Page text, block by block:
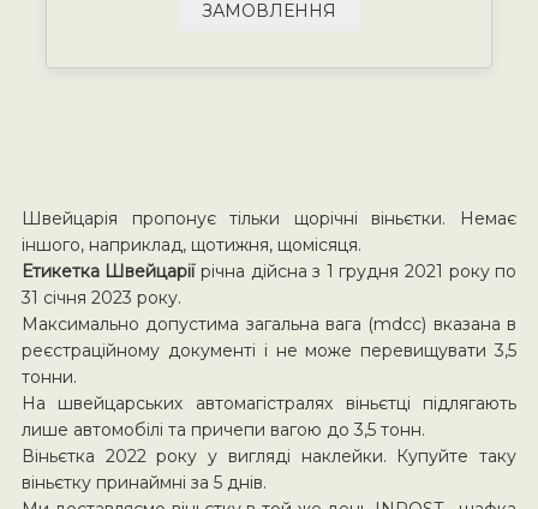
ЗАМОВЛЕННЯ
Швейцарія пропонує тільки щорічні віньєтки. Немає
іншого, наприклад, щотижня, щомісяця.
Етикетка Швейцаріїрічна дійсна з 1 грудня 2021 року по
31 січня 2023 року.
Максимально допустима загальна вага (mdcc) вказана в
реєстраційному документі і не може перевищувати 3,5
тонни.
На швейцарських автомагістралях віньєтці підлягають
лише автомобілі та причепи вагою до 3,5 тонн.
Віньєтка 2022 року у вигляді наклейки. Купуйте таку
віньєтку принаймні за 5 днів.